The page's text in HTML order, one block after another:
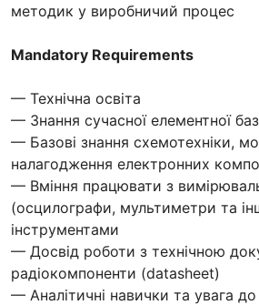
методик у виробничий процес
Mandatory Requirements
— Технічна освіта
— Знання сучасної елементної
— Базові знання схемотехніки,
налагодження електронних
— Вміння працювати з
(осцилографи, мультиметри та
інструментами
— Досвід роботи з технічною
радіокомпоненти (datasheet)
— Аналітичні навички та увага